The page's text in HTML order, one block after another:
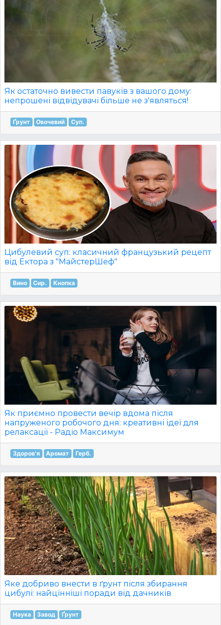
Як остаточно вивести павуків з вашого дому:
непрошені відвідувачі більше не з'являться!
Ґрунт Овочевий Суп.
Цибулевий суп: класичний французький рецепт
від Ектора з "МайстерШеф"
Вино Сир. Кнопка
Як приємно провести вечір вдома після
напруженого робочого дня: креативні ідеї для
релаксації - Радіо Максимум
Здоров'я Аромат Герб.
Яке добриво внести в ґрунт після збирання
цибулі: найцінніші поради від дачників
Наука Завод Ґрунт